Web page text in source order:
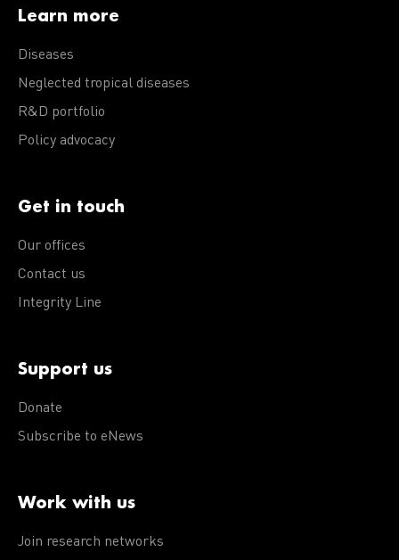
Learn more
Diseases
Neglected tropical diseases
R&D portfolio
Policy advocacy
Get in touch
Our offices
Contact us
Integrity Line
Support us
Donate
Subscribe to eNews
Work with us
Join research networks